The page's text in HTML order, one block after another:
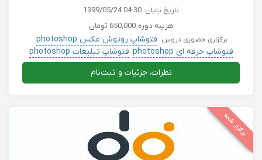
تاریخ پایان: 1399/05/24 04:30
هزینه دوره:650,000 تومان
برگزاری حضوری دروس فتوشاپ روتوش عکس photoshop
فتوشاپ حرفه ای photoshop
فتوشاپ تبلیغات photoshop
پست پروداکشن PostProduction-photoshopفتوشاپ
نظرات، جزئیات و ثبت‌نام
برگزار شده